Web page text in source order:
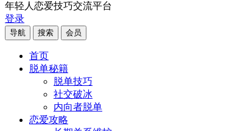
年轻人恋爱技巧交流平台
登录
导航 搜索 会员
首页
脱单秘籍
脱单技巧
社交破冰
内向者脱单
恋爱攻略